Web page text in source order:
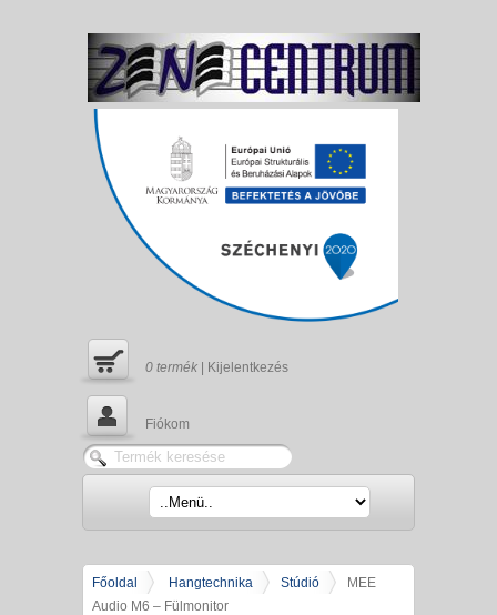
0 termék Kijelentkezés
Fiókom
Főoldal Hangtechnika Stúdió
MEE
Audio M6 – Fülmonitor